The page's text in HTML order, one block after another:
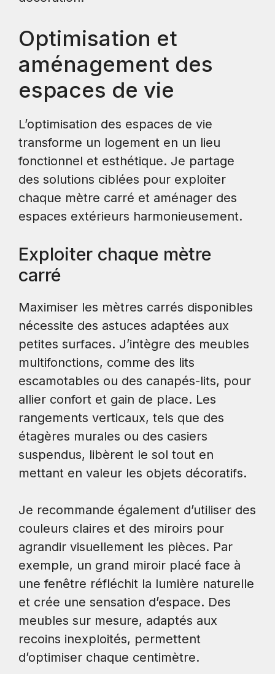
Optimisation et
aménagement des
espaces de vie
L’optimisation des espaces de vie
transforme un logement en un lieu
fonctionnel et esthétique. Je partage
des solutions ciblées pour exploiter
chaque mètre carré et aménager des
espaces extérieurs harmonieusement.
Exploiter chaque mètre
carré
Maximiser les mètres carrés disponibles
nécessite des astuces adaptées aux
petites surfaces. J’intègre des meubles
multifonctions, comme des lits
escamotables ou des canapés-lits, pour
allier confort et gain de place. Les
rangements verticaux, tels que des
étagères murales ou des casiers
suspendus, libèrent le sol tout en
mettant en valeur les objets décoratifs.
Je recommande également d’utiliser des
couleurs claires et des miroirs pour
agrandir visuellement les pièces. Par
exemple, un grand miroir placé face à
une fenêtre réfléchit la lumière naturelle
et crée une sensation d’espace. Des
meubles sur mesure, adaptés aux
recoins inexploités, permettent
d’optimiser chaque centimètre.